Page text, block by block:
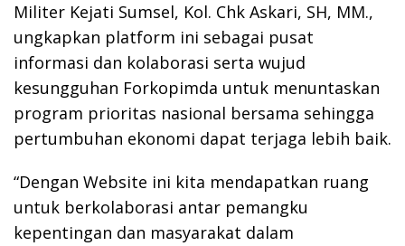
Militer Kejati Sumsel, Kol. Chk Askari, SH, MM.,
ungkapkan platform ini sebagai pusat
informasi dan kolaborasi serta wujud
kesungguhan Forkopimda untuk menuntaskan
program prioritas nasional bersama sehingga
pertumbuhan ekonomi dapat terjaga lebih baik.
“Dengan Website ini kita mendapatkan ruang
untuk berkolaborasi antar pemangku
kepentingan dan masyarakat dalam